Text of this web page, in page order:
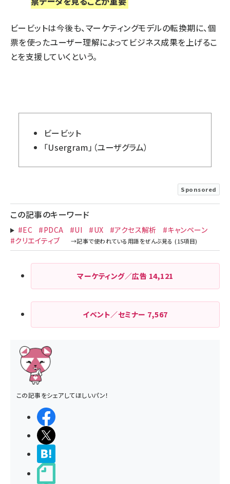
ビービットは今後も、マーケティングモデルの転換期に、個
票を使ったユーザー理解によってビジネス成果を上げるこ
とを支援していくという。
ビービット
「Usergram」（ユーザグラム）
Sponsored
この記事のキーワード
#EC #PDCA #UI #UX #アクセス解析
#キャンペーン
#クリエイティブ
マーケティング／広告 14,121
イベント／セミナー 7,567
この記事をシェアしてほしいパン！